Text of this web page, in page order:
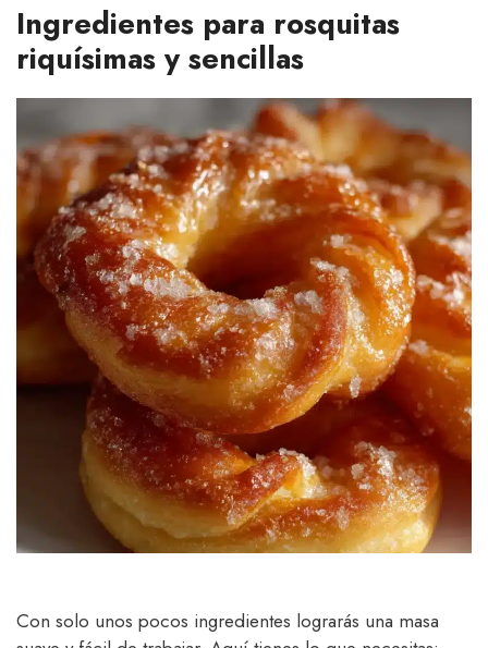
Ingredientes para rosquitas
riquísimas y sencillas
Con solo unos pocos ingredientes lograrás una masa